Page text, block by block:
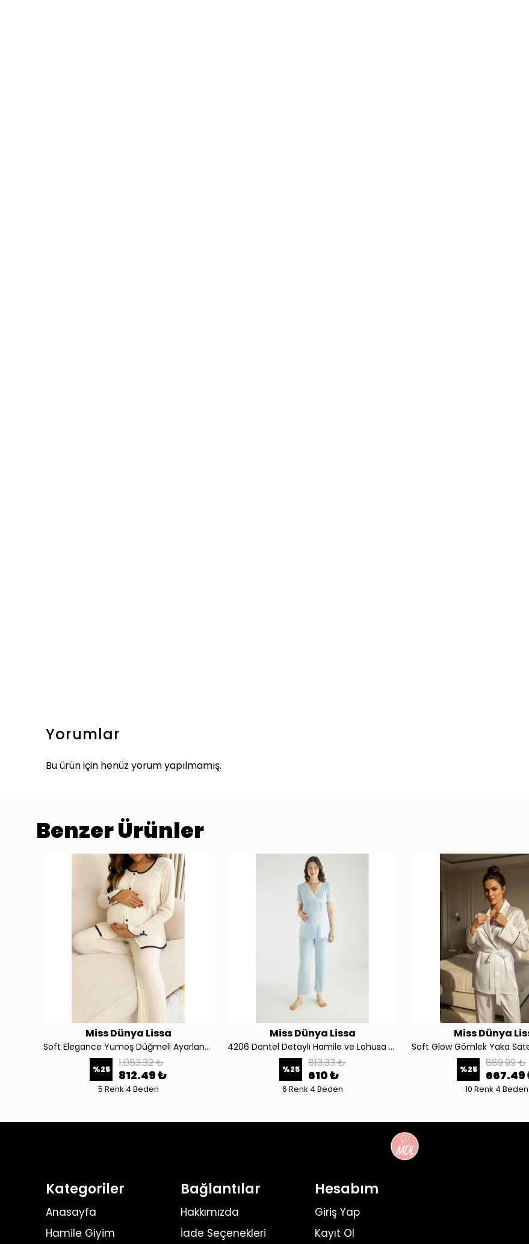
Yorumlar
Bu ürün için henüz yorum yapılmamış.
Benzer Ürünler
Miss Dünya Lissa
Soft Elegance Yumoş Düğmeli Ayarlanabilir Bel Lohusa Pijama Takımı 4524
%25 1,083.32 ₺
812.49 ₺
5 Renk 4 Beden
Miss Dünya Lissa
4206 Dantel Detaylı Hamile ve Lohusa Pijama Takımı
%25 813.33 ₺
610 ₺
6 Renk 4 Beden
Miss Dünya
%25 889.99 ₺
667.49
10 Renk 4 Beden
Kategoriler
Anasayfa
Hamile Giyim
Bağlantılar
Hakkımızda
İade Seçenekleri
Hesabım
Giriş Yap
Kayıt Ol